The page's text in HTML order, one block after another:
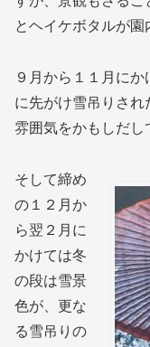
とヘイケボタルが園
９月から１１月に
に先がけ雪吊りさ
雰囲気をかもしだし
そして締め
の１２月か
ら翌２月に
かけては冬
の段は雪景
色が、更な
る雪吊りの